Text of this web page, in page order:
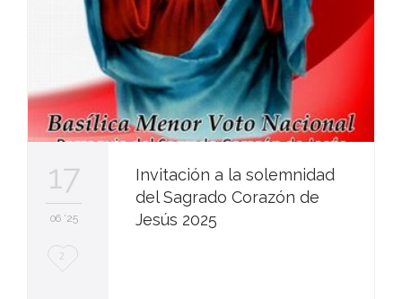
17
06 '25
L
2
Invitación a la solemnidad
del Sagrado Corazón de
Jesús 2025